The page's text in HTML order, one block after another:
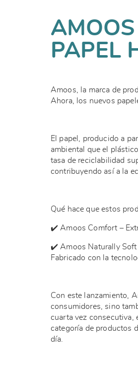
PAPEL
Amoos, la marca de
Ahora, los nuevos
El papel, producido a
ambiental que el
tasa de reciclabilidad
contribuyendo así a la
Qué hace que estos
✔️ Amoos Comfort –
✔️ Amoos Naturally Soft
Fabricado con la
Con este lanzamiento,
consumidores, sino
cuarta vez consecutiva,
categoría de productos
día.